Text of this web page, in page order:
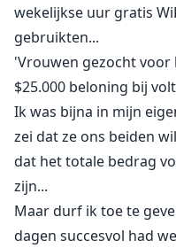
wekelijkse uur gratis
gebruikten...
'Vrouwen gezocht
$25.000 beloning bij
Ik was bijna in mijn
zei dat ze ons beiden
dat het totale bedrag
zijn...
Maar durf ik toe te
dagen succesvol had